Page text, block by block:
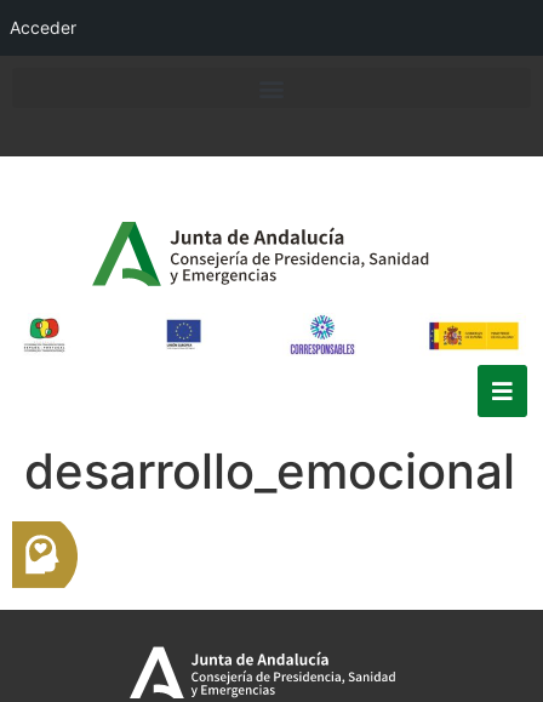
Acceder
desarrollo_emocional